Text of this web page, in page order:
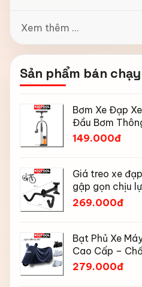
Xem thêm ...
Sản phẩm bán chạy
Bơm Xe Đạp
Đầu Bơm
Đồng Hồ 160 PSI
149.000đ
Giá treo xe
gập gọn chịu
mũ bảo hiểm
269.000đ
Bạt Phủ Xe
Cao Cấp –
Chống Bụi,
279.000đ